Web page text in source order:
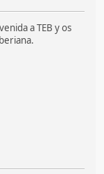
a TEB y os